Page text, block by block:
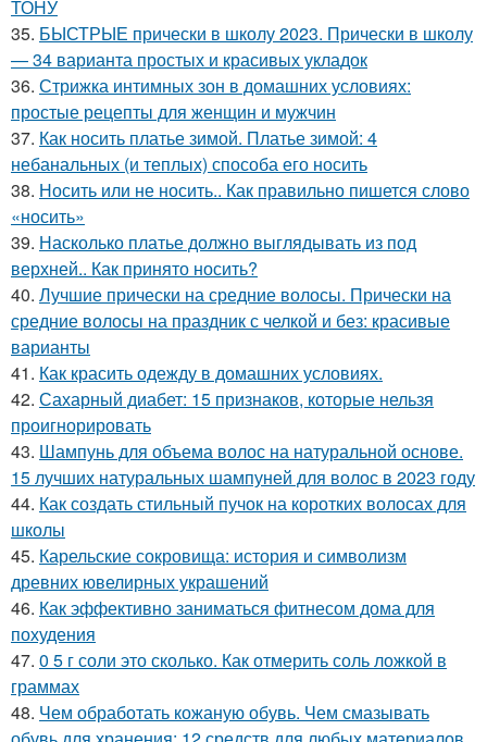
ТОНУ
35. БЫСТРЫЕ прически в школу 2023. Прически в школу
— 34 варианта простых и красивых укладок
36. Стрижка интимных зон в домашних условиях:
простые рецепты для женщин и мужчин
37. Как носить платье зимой. Платье зимой: 4
небанальных (и теплых) способа его носить
38. Носить или не носить.. Как правильно пишется слово
«носить»
39. Насколько платье должно выглядывать из под
верхней.. Как принято носить?
40. Лучшие прически на средние волосы. Прически на
средние волосы на праздник с челкой и без: красивые
варианты
41. Как красить одежду в домашних условиях.
42. Сахарный диабет: 15 признаков, которые нельзя
проигнорировать
43. Шампунь для объема волос на натуральной основе.
15 лучших натуральных шампуней для волос в 2023 году
44. Как создать стильный пучок на коротких волосах для
школы
45. Карельские сокровища: история и символизм
древних ювелирных украшений
46. Как эффективно заниматься фитнесом дома для
похудения
47. 0 5 г соли это сколько. Как отмерить соль ложкой в
граммах
48. Чем обработать кожаную обувь. Чем смазывать